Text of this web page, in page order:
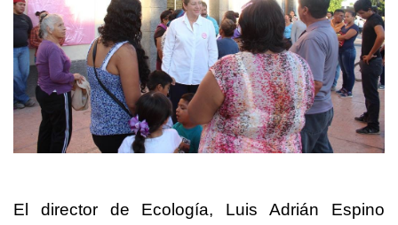
El director de Ecología, Luis Adrián Espino